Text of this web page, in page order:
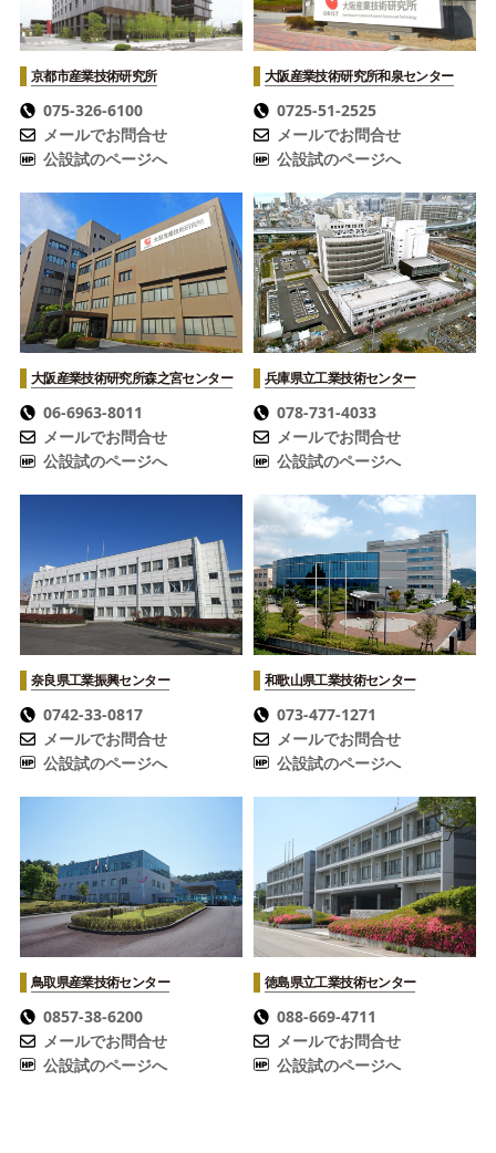
京都市産業技術研究所
075-326-6100
メールでお問合せ
公設試のページへ
大阪産業技術研究所和泉センター
0725-51-2525
メールでお問合せ
公設試のページへ
大阪産業技術研究所森之宮センター
06-6963-8011
メールでお問合せ
公設試のページへ
兵庫県立工業技術センター
078-731-4033
メールでお問合せ
公設試のページへ
奈良県工業振興センター
0742-33-0817
メールでお問合せ
公設試のページへ
和歌山県工業技術センター
073-477-1271
メールでお問合せ
公設試のページへ
鳥取県産業技術センター
0857-38-6200
メールでお問合せ
公設試のページへ
徳島県立工業技術センター
088-669-4711
メールでお問合せ
公設試のページへ